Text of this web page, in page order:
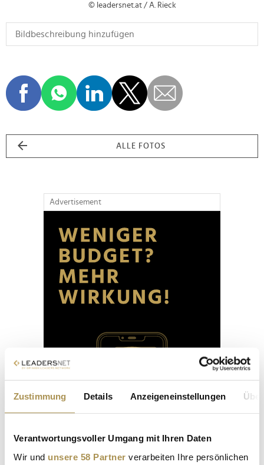
Zustimmung Details Anzeigeneinstellungen
Verantwortungsvoller Umgang mit Ihren Daten
Wir und unsere 58 Partner verarbeiten Ihre persönlichen
© leadersnet.at / A. Rieck
ALLE FOTOS
Advertisement